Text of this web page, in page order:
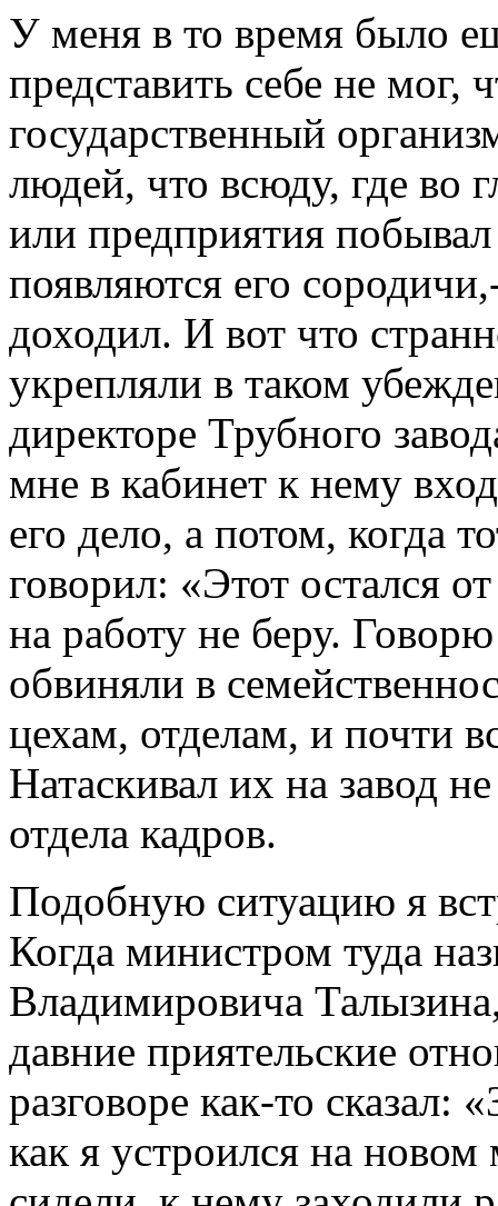
У меня в то время было
представить себе не мог,
государственный
людей, что всюду, где во
или предприятия
появляются его
доходил. И вот что
укрепляли в таком
директоре Трубного
мне в кабинет к нему
его дело, а потом, когда
говорил: «Этот остался
на работу не беру.
обвиняли в
цехам, отделам, и почти
Натаскивал их на завод
отдела кадров.
Подобную ситуацию я
Когда министром туда
Владимировича
давние приятельские
разговоре как-то
как я устроился на